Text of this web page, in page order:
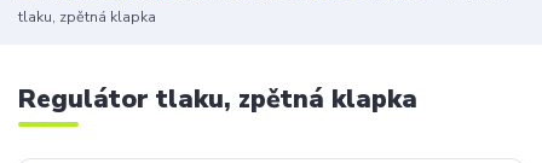
tlaku, zpětná klapka
Regulátor tlaku, zpětná klapka